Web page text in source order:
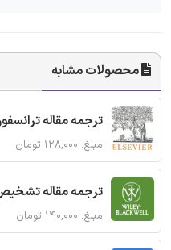
محصولات مشابه
ترجمه مقاله
مبلغ: ۱۲۸,۰۰۰ تومان
ترجمه مقاله تشخیص
مبلغ: ۱۴۰,۰۰۰ تومان